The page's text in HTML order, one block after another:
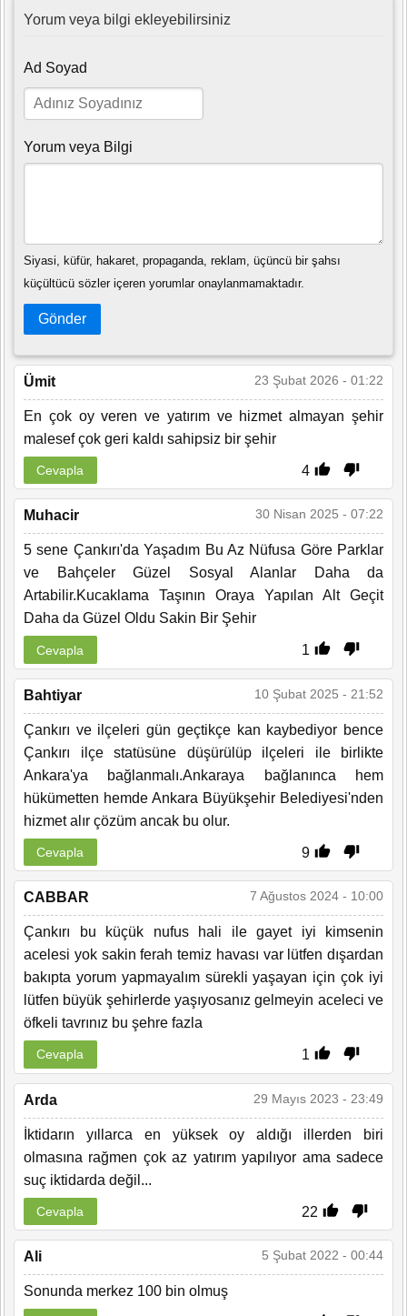
Yorum veya bilgi ekleyebilirsiniz
Ad Soyad
Yorum veya Bilgi
Siyasi, küfür, hakaret, propaganda, reklam, üçüncü bir şahsı
küçültücü sözler içeren yorumlar onaylanmamaktadır.
Gönder
Ümit 23 Şubat 2026 - 01:22
En çok oy veren ve yatırım ve hizmet almayan şehir
malesef çok geri kaldı sahipsiz bir şehir
4
Cevapla
Muhacir 30 Nisan 2025 - 07:22
5 sene Çankırı'da Yaşadım Bu Az Nüfusa Göre Parklar
ve Bahçeler Güzel Sosyal Alanlar Daha da
Artabilir.Kucaklama Taşının Oraya Yapılan Alt Geçit
Daha da Güzel Oldu Sakin Bir Şehir
1
Cevapla
Bahtiyar 10 Şubat 2025 - 21:52
Çankırı ve ilçeleri gün geçtikçe kan kaybediyor bence
Çankırı ilçe statüsüne düşürülüp ilçeleri ile birlikte
Ankara'ya bağlanmalı.Ankaraya bağlanınca hem
hükümetten hemde Ankara Büyükşehir Belediyesi'nden
hizmet alır çözüm ancak bu olur.
9
Cevapla
CABBAR 7 Ağustos 2024 - 10:00
Çankırı bu küçük nufus hali ile gayet iyi kimsenin
acelesi yok sakin ferah temiz havası var lütfen dışardan
bakıpta yorum yapmayalım sürekli yaşayan için çok iyi
lütfen büyük şehirlerde yaşıyosanız gelmeyin aceleci ve
öfkeli tavrınız bu şehre fazla
1
Cevapla
Arda 29 Mayıs 2023 - 23:49
İktidarın yıllarca en yüksek oy aldığı illerden biri
olmasına rağmen çok az yatırım yapılıyor ama sadece
suç iktidarda değil...
22
Cevapla
Ali 5 Şubat 2022 - 00:44
Sonunda merkez 100 bin olmuş